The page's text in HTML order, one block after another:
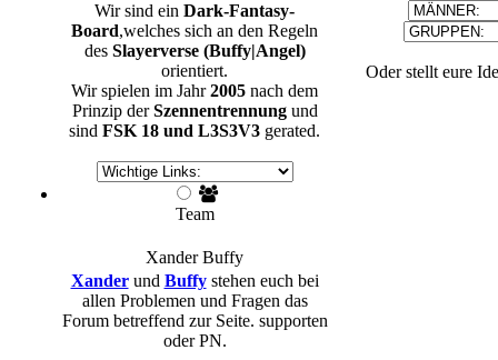
Wir sind ein Dark-Fantasy-
Board,welches sich an den Regeln
des Slayerverse (Buffy|Angel)
orientiert.
Wir spielen im Jahr2005 nach dem
Prinzip derSzennentrennungund
sind FSK 18 und L3S3V3 gerated.
Team
Xander Buffy
Xanderund Buffystehen euch bei
allen Problemen und Fragen das
Forum betreffend zur Seite. supporten
oder PN.
Oder stellt eure